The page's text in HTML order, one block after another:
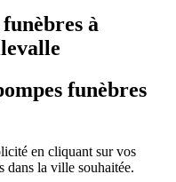
à
funèbres
en cliquant sur vos
dans la ville souhaitée.